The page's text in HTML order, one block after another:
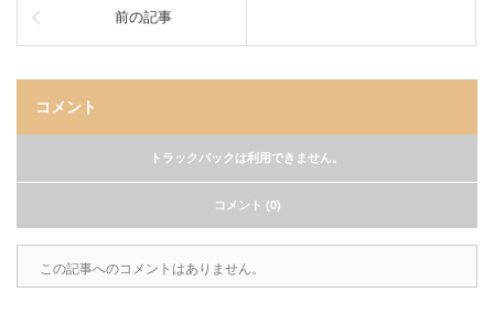
前の記事
コメント
トラックバックは利用できません。
コメント (0)
この記事へのコメントはありません。